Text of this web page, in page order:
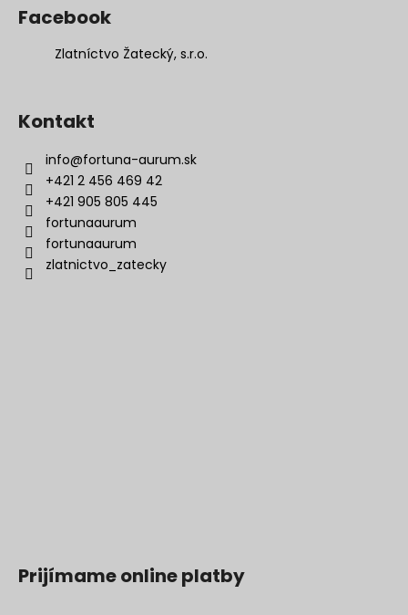
Facebook
Zlatníctvo Žatecký, s.r.o.
Kontakt
info@fortuna-aurum.sk
+421 2 456 469 42
+421 905 805 445
fortunaaurum
fortunaaurum
zlatnictvo_zatecky
Prijímame online platby